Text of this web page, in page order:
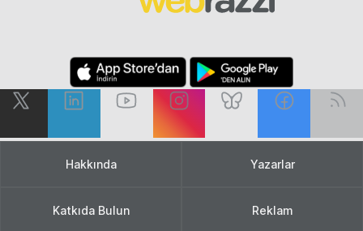
Hakkında Yazarlar
Katkıda Bulun Reklam